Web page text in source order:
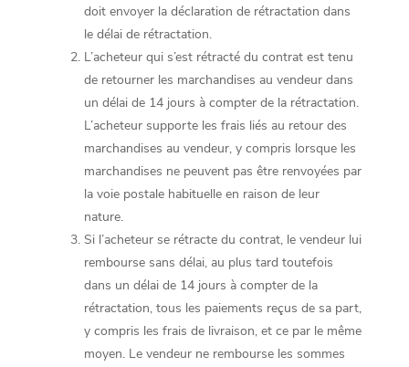
doit envoyer la déclaration de rétractation dans
le délai de rétractation.
L’acheteur qui s’est rétracté du contrat est tenu
de retourner les marchandises au vendeur dans
un délai de 14 jours à compter de la rétractation.
L’acheteur supporte les frais liés au retour des
marchandises au vendeur, y compris lorsque les
marchandises ne peuvent pas être renvoyées par
la voie postale habituelle en raison de leur
nature.
Si l’acheteur se rétracte du contrat, le vendeur lui
rembourse sans délai, au plus tard toutefois
dans un délai de 14 jours à compter de la
rétractation, tous les paiements reçus de sa part,
y compris les frais de livraison, et ce par le même
moyen. Le vendeur ne rembourse les sommes